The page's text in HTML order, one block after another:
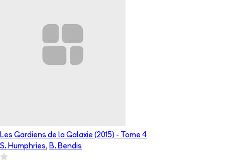
Les Gardiens de la Galaxie (2015) - Tome 4
S. Humphries, B. Bendis